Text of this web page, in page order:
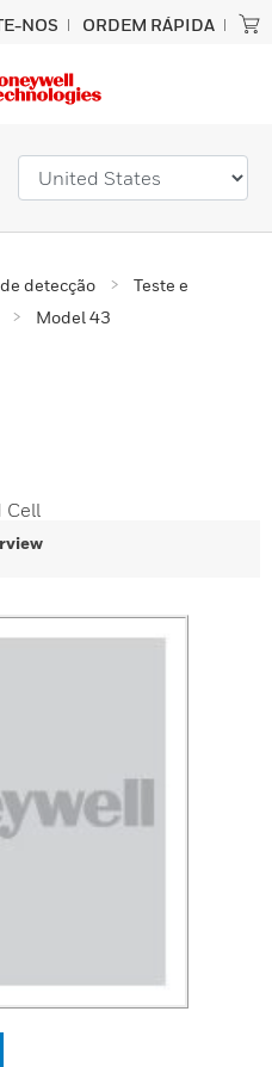
NOS ORDEM RÁPIDA
detecção
Teste e
Model 43
Cell